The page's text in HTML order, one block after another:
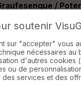
/
Pédestre
départ du quartier de
une rando sans
par le hameau de
l'opidum de la
la ville et le viaduc. »
soutenir
sur "accepter" vous
nécessaires au
d'autres cookies
ou de
services et des